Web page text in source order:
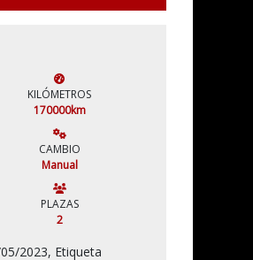
KILÓMETROS
170000km
CAMBIO
Manual
PLAZAS
2